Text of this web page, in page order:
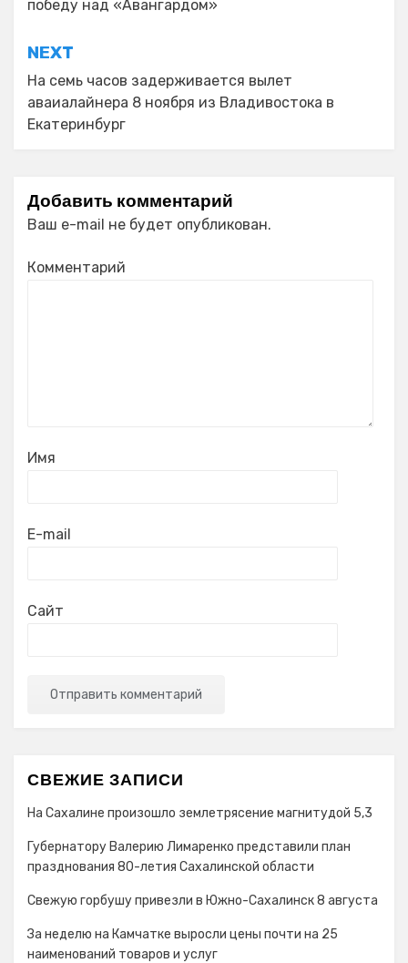
записям
победу над «Авангардом»
NEXT
На семь часов задерживается вылет
аваиалайнера 8 ноября из Владивостока в
Екатеринбург
Добавить комментарий
Ваш e-mail не будет опубликован.
Комментарий
Имя
E-mail
Сайт
СВЕЖИЕ ЗАПИСИ
На Сахалине произошло землетрясение магнитудой 5,3
Губернатору Валерию Лимаренко представили план
празднования 80-летия Сахалинской области
Свежую горбушу привезли в Южно-Сахалинск 8 августа
За неделю на Камчатке выросли цены почти на 25
наименований товаров и услуг